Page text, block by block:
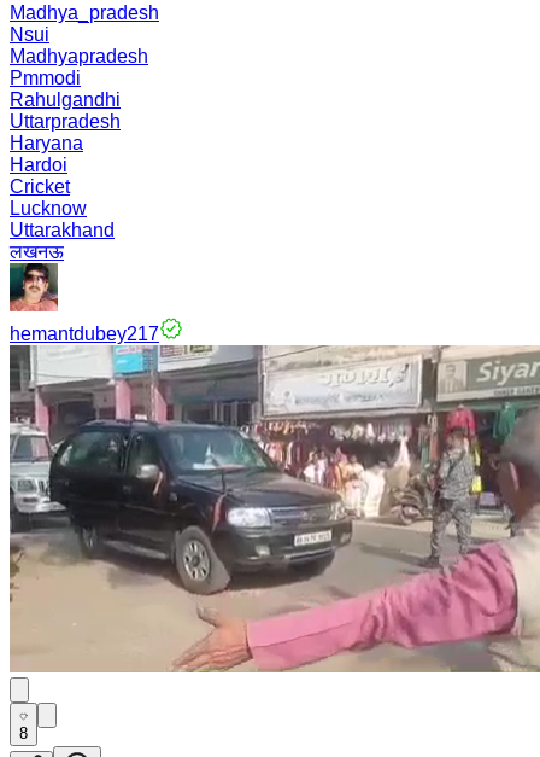
Madhya_pradesh
Nsui
Madhyapradesh
Pmmodi
Rahulgandhi
Uttarpradesh
Haryana
Hardoi
Cricket
Lucknow
Uttarakhand
लखनऊ
hemantdubey217
8